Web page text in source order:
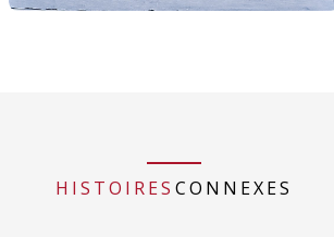
HISTOIRES CONNEXES